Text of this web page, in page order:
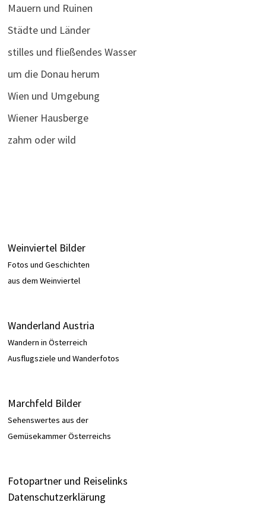
Mauern und Ruinen
Städte und Länder
stilles und fließendes Wasser
um die Donau herum
Wien und Umgebung
Wiener Hausberge
zahm oder wild
Weinviertel Bilder
Fotos und Geschichten
aus dem Weinviertel
Wanderland Austria
Wandern in Österreich
Ausflugsziele und Wanderfotos
Marchfeld Bilder
Sehenswertes aus der
Gemüsekammer Österreichs
Fotopartner und Reiselinks
Datenschutzerklärung